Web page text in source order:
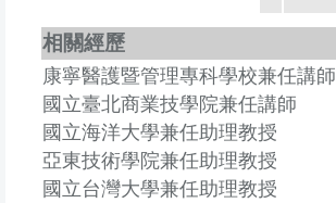
相關經歷
康寧醫護暨管理專科學校兼任講師
國立臺北商業技學院兼任講師
國立海洋大學兼任助理教授
亞東技術學院兼任助理教授
國立台灣大學兼任助理教授